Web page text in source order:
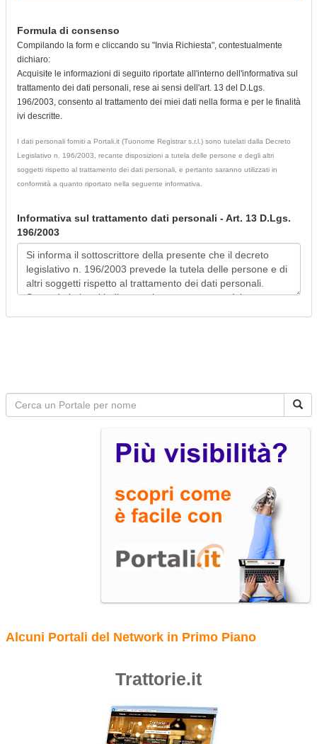
Formula di consenso
Compilando la form e cliccando su "Invia Richiesta", contestualmente
dichiaro:
Acquisite le informazioni di seguito riportate all'interno dell'informativa sul
trattamento dei dati personali, rese ai sensi dell'art. 13 del D.Lgs.
196/2003, consento al trattamento dei miei dati nella forma e per le finalità
ivi descritte.
I dati personali forniti a Portali.it (Tuonome Registrar s.r.l.) sono tutelati dalla Decreto
Legislativo n. 196/2003, recante disposizioni a tutela delle persone e degli altri
soggetti rispetto al trattamento dei dati personali, e pertanto saranno utilizzati in
conformità a quanto riportato nella seguente informativa.
Informativa sul trattamento dati personali - Art. 13 D.Lgs.
196/2003
Alcuni Portali del Network in Primo Piano
Trattorie.it